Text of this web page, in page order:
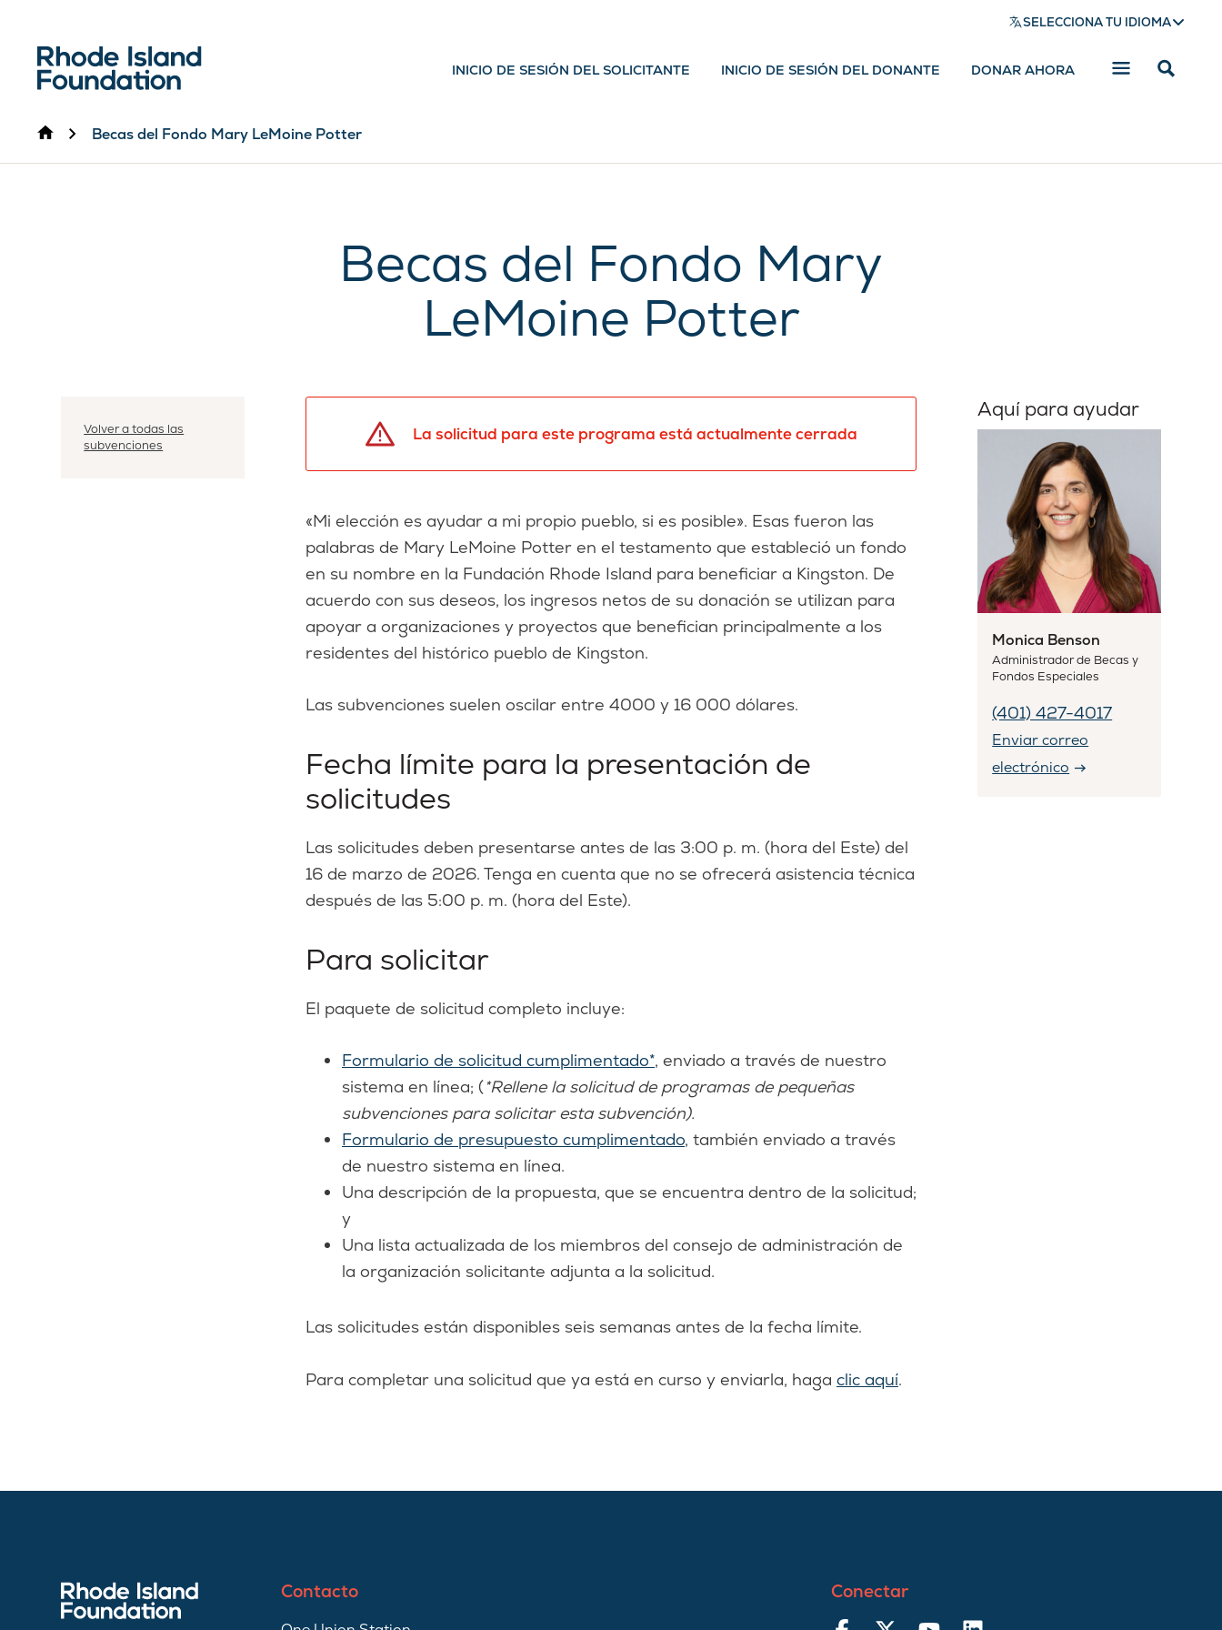
SELECCIONA TU IDIOMA
INICIO DE SESIÓN DEL SOLICITANTE INICIO DE SESIÓN DEL DONANTE DONAR AHORA
Mostrar
InicioBecas del Fondo Mary LeMoine Potter
Becas del Fondo Mary
LeMoine Potter
Volver a todas las
subvenciones
La solicitud para este programa está actualmente cerrada
«Mi elección es ayudar a mi propio pueblo, si es posible». Esas fueron las
palabras de Mary LeMoine Potter en el testamento que estableció un fondo
en su nombre en la Fundación Rhode Island para beneficiar a Kingston. De
acuerdo con sus deseos, los ingresos netos de su donación se utilizan para
apoyar a organizaciones y proyectos que benefician principalmente a los
residentes del histórico pueblo de Kingston.
Las subvenciones suelen oscilar entre 4000 y 16 000 dólares.
Fecha límite para la presentación de
solicitudes
Las solicitudes deben presentarse antes de las 3:00 p. m. (hora del Este) del
16 de marzo de 2026. Tenga en cuenta que no se ofrecerá asistencia técnica
después de las 5:00 p. m. (hora del Este).
Para solicitar
El paquete de solicitud completo incluye:
Formulario de solicitud cumplimentado*, enviado a través de nuestro
sistema en línea; (*Rellene la solicitud de programas de pequeñas
subvenciones para solicitar esta subvención).
Formulario de presupuesto cumplimentado, también enviado a través
de nuestro sistema en línea.
Una descripción de la propuesta, que se encuentra dentro de la solicitud;
y
Una lista actualizada de los miembros del consejo de administración de
la organización solicitante adjunta a la solicitud.
Las solicitudes están disponibles seis semanas antes de la fecha límite.
Para completar una solicitud que ya está en curso y enviarla, haga clic aquí.
Aquí para ayudar
Monica Benson
Administrador de Becas y
Fondos Especiales
(401) 427-4017
Enviar correo
electrónico
Contacto Conectar